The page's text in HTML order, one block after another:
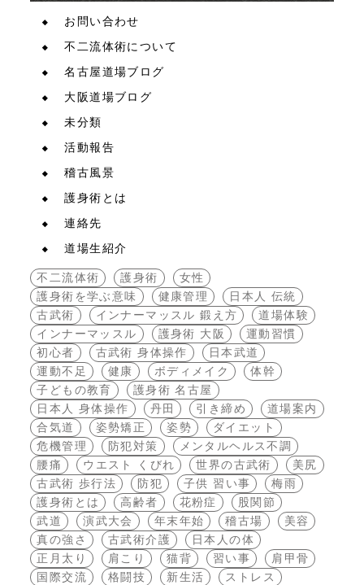
お問い合わせ
不二流体術について
名古屋道場ブログ
大阪道場ブログ
未分類
活動報告
稽古風景
護身術とは
連絡先
道場生紹介
不二流体術 護身術
女性
護身術を学ぶ意味
健康管理
日本人 伝統
古武術
インナーマッスル 鍛え方
道場体験
インナーマッスル
護身術 大阪
運動習慣
初心者
古武術 身体操作
日本武道
運動不足
健康 ボディメイク
体幹
子どもの教育
護身術 名古屋
日本人 身体操作
丹田 引き締め
道場案内
合気道
姿勢矯正 姿勢
ダイエット
危機管理
防犯対策
メンタルヘルス不調
腰痛
ウエスト くびれ 世界の古武術
美尻
古武術 歩行法
防犯 子供 習い事
梅雨
護身術とは
高齢者 花粉症
股関節
武道
演武大会 年末年始 稽古場
美容
真の強さ
古武術介護
日本人の体
正月太り
肩こり 猫背 習い事
肩甲骨
国際交流
格闘技 新生活
ストレス